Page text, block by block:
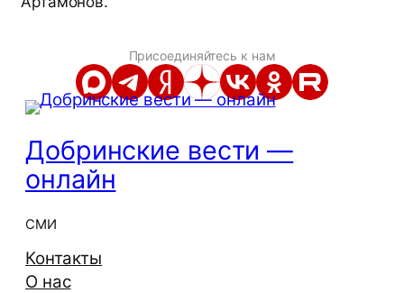
Присоединяйтесь к нам
Добринские вести —
онлайн
СМИ
Контакты
О нас